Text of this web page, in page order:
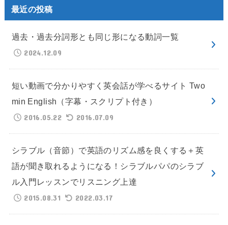
最近の投稿
過去・過去分詞形とも同じ形になる動詞一覧
2024.12.09
短い動画で分かりやすく英会話が学べるサイト Two
min English（字幕・スクリプト付き）
2016.05.22
2016.07.09
シラブル（音節）で英語のリズム感を良くする＋英
語が聞き取れるようになる！シラブルパパのシラブ
ル入門レッスンでリスニング上達
2015.08.31
2022.03.17